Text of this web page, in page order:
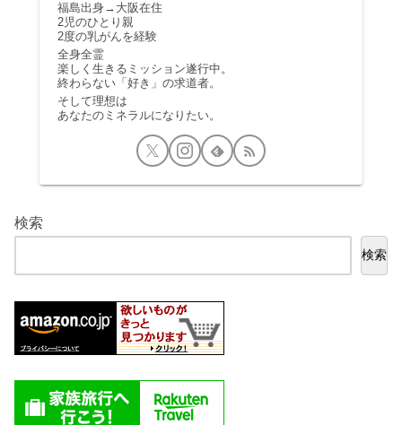
福島出身→大阪在住
2児のひとり親
2度の乳がんを経験
全身全霊
楽しく生きるミッション遂行中。
終わらない「好き」の求道者。
そして理想は
あなたのミネラルになりたい。
検索
検索